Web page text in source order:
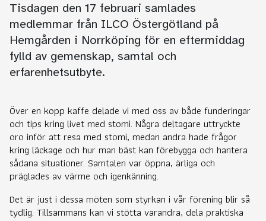
Tisdagen den 17 februari samlades
medlemmar från ILCO Östergötland på
Hemgården i Norrköping för en eftermiddag
fylld av gemenskap, samtal och
erfarenhetsutbyte.
Över en kopp kaffe delade vi med oss av både funderingar
och tips kring livet med stomi. Några deltagare uttryckte
oro inför att resa med stomi, medan andra hade frågor
kring läckage och hur man bäst kan förebygga och hantera
sådana situationer. Samtalen var öppna, ärliga och
präglades av värme och igenkänning.
Det är just i dessa möten som styrkan i vår förening blir så
tydlig. Tillsammans kan vi stötta varandra, dela praktiska